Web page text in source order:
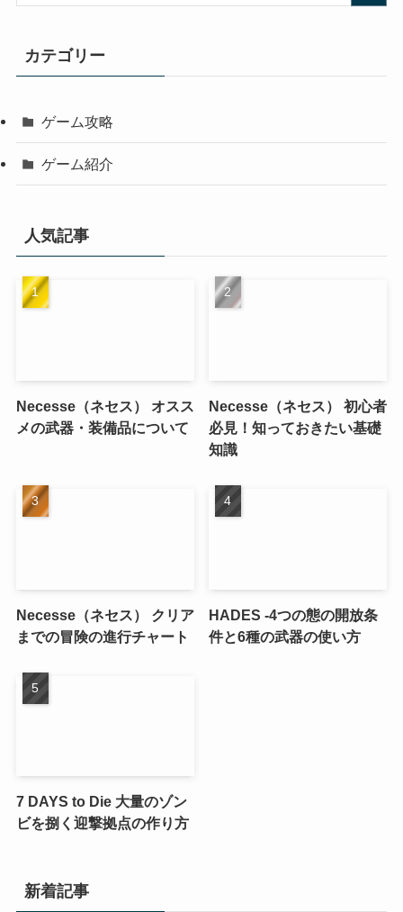
カテゴリー
ゲーム攻略
ゲーム紹介
人気記事
Necesse（ネセス） オスス
メの武器・装備品について
Necesse（ネセス） 初心者
必見！知っておきたい基礎
知識
Necesse（ネセス） クリア
までの冒険の進行チャート
HADES -4つの態の開放条
件と6種の武器の使い方
7 DAYS to Die 大量のゾン
ビを捌く迎撃拠点の作り方
新着記事